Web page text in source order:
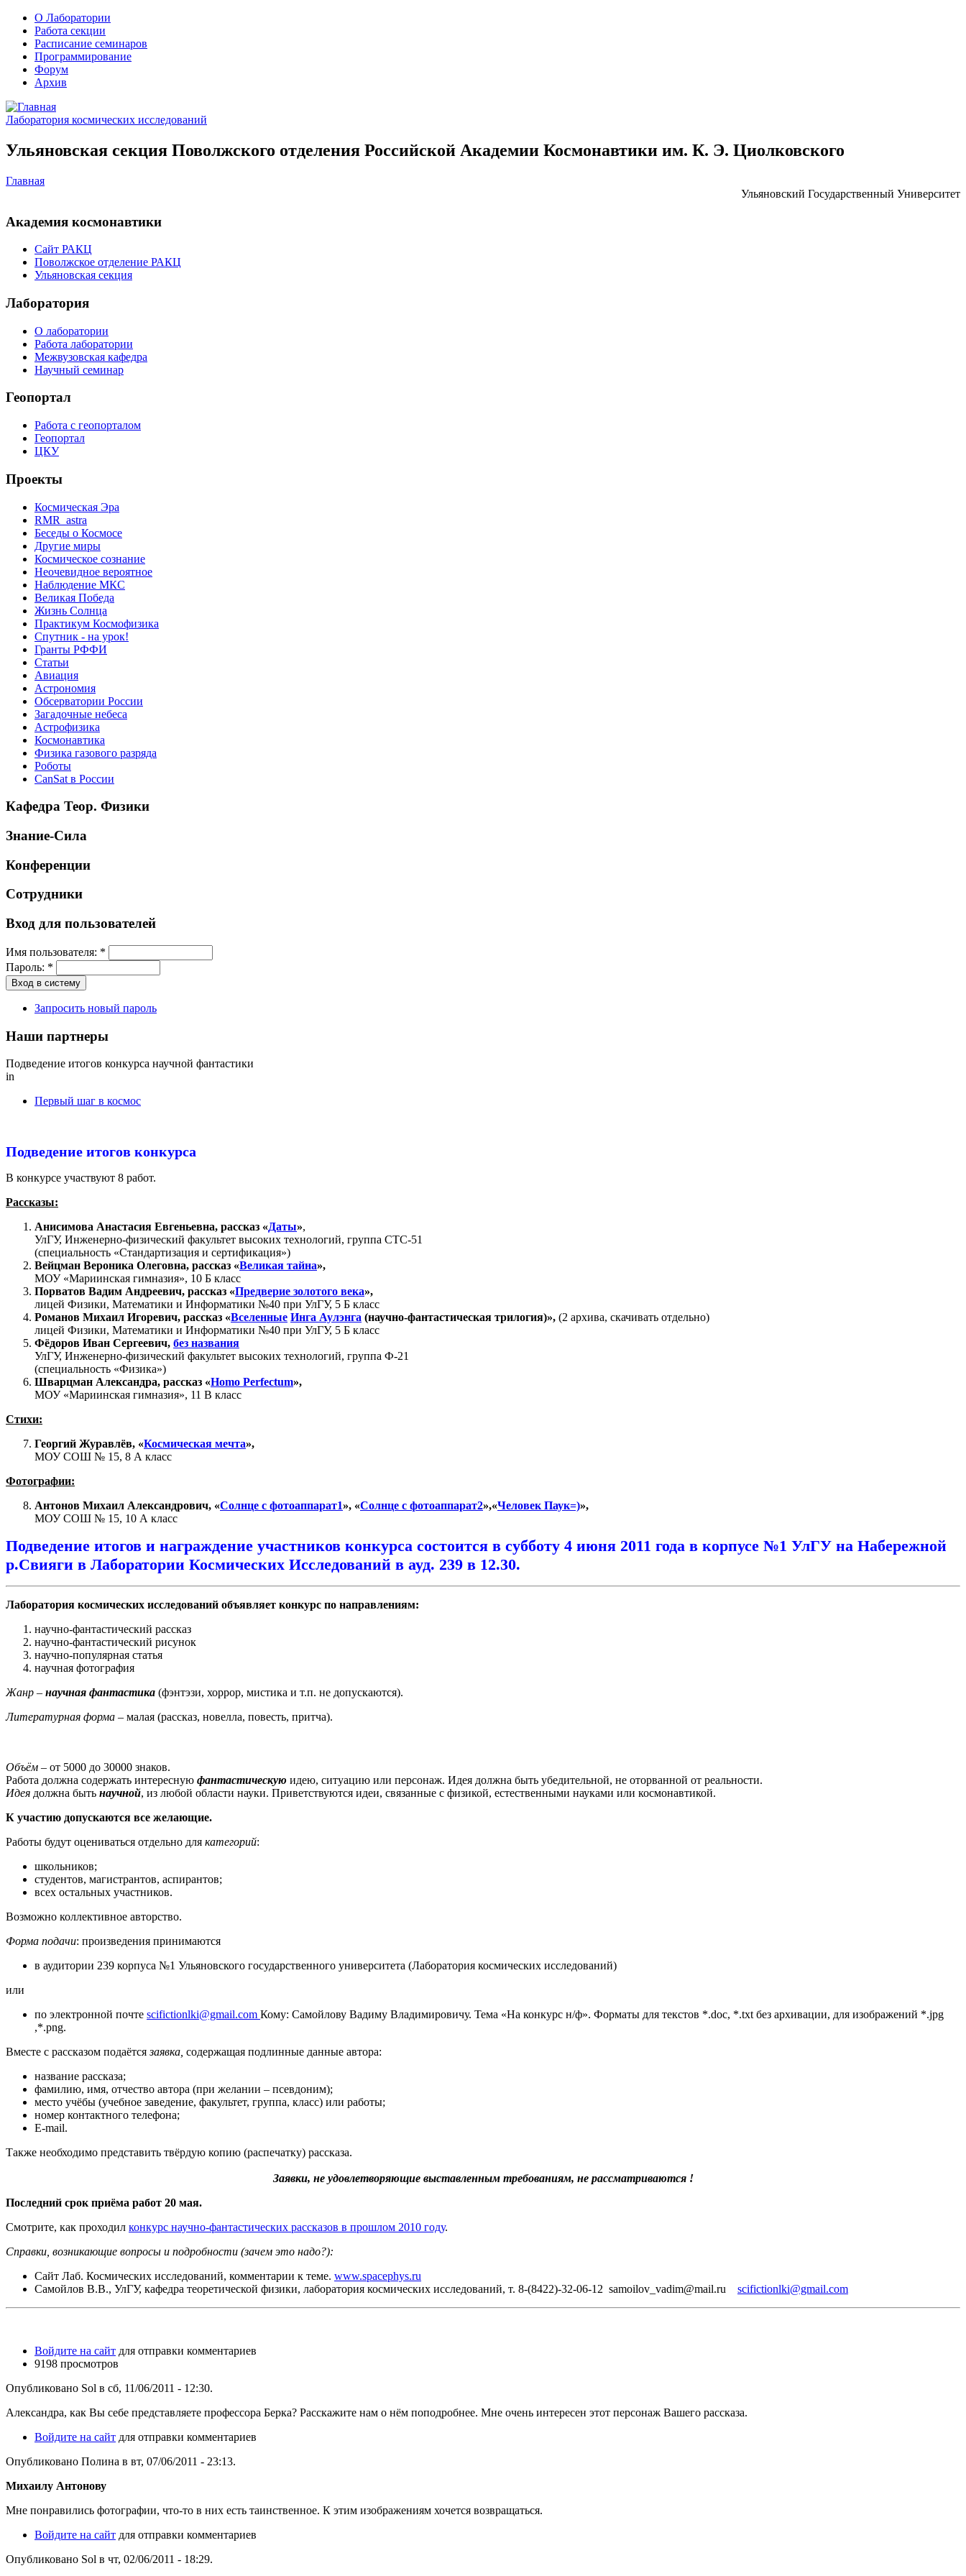
О Лаборатории
Работа секции
Расписание семинаров
Программирование
Форум
Архив
Лаборатория космических исследований
Ульяновская секция Поволжского отделения Российской Академии Космонавтики им. К. Э. Циолковского
Главная
Ульяновский Государственный Университет
Академия космонавтики
Сайт РАКЦ
Поволжское отделение РАКЦ
Ульяновская секция
Лаборатория
О лаборатории
Работа лаборатории
Межвузовская кафедра
Научный семинар
Геопортал
Работа с геопорталом
Геопортал
ЦКУ
Проекты
Космическая Эра
RMR_astra
Беседы о Космосе
Другие миры
Космическое сознание
Неочевидное вероятное
Наблюдение МКС
Великая Победа
Жизнь Солнца
Практикум Космофизика
Спутник - на урок!
Гранты РФФИ
Статьи
Авиация
Астрономия
Обсерватории России
Загадочные небеса
Астрофизика
Космонавтика
Физика газового разряда
Роботы
CanSat в России
Кафедра Теор. Физики
Знание-Сила
Конференции
Сотрудники
Вход для пользователей
Имя пользователя: *
Пароль: *
Запросить новый пароль
Наши партнеры
Подведение итогов конкурса научной фантастики
in
Первый шаг в космос
Подведение итогов конкурса
В конкурсе участвуют 8 работ.
Рассказы:
Анисимова Анастасия Евгеньевна, рассказ «Даты»,
УлГУ, Инженерно-физический факультет высоких технологий, группа СТС-51
(специальность «Стандартизация и сертификация»)
Вейцман Вероника Олеговна, рассказ «Великая тайна»,
МОУ «Мариинская гимназия», 10 Б класс
Порватов Вадим Андреевич, рассказ «Предверие золотого века»,
лицей Физики, Математики и Информатики №40 при УлГУ, 5 Б класс
Романов Михаил Игоревич, рассказ «Вселенные Инга Аулэнга (научно-фантастическая трилогия)», (2 архива, скачивать отдельно)
лицей Физики, Математики и Информатики №40 при УлГУ, 5 Б класс
Фёдоров Иван Сергеевич, без названия
УлГУ, Инженерно-физический факультет высоких технологий, группа Ф-21
(специальность «Физика»)
Шварцман Александра, рассказ «Homo Perfectum»,
МОУ «Мариинская гимназия», 11 В класс
Стихи:
Георгий Журавлёв, «Космическая мечта»,
МОУ СОШ № 15, 8 А класс
Фотографии:
Антонов Михаил Александрович, «Солнце с фотоаппарат1», «Солнце с фотоаппарат2»,«Человек Паук=)»,
МОУ СОШ № 15, 10 А класс
Подведение итогов и награждение участников конкурса состоится в субботу 4 июня 2011 года в корпусе №1 УлГУ на Набережной
р.Свияги в Лаборатории Космических Исследований в ауд. 239 в 12.30.
Лаборатория космических исследований объявляет конкурс по направлениям:
научно-фантастический рассказ
научно-фантастический рисунок
научно-популярная статья
научная фотография
Жанр – научная фантастика (фэнтэзи, хоррор, мистика и т.п. не допускаются).
Литературная форма – малая (рассказ, новелла, повесть, притча).
Объём – от 5000 до 30000 знаков.
Работа должна содержать интересную фантастическую идею, ситуацию или персонаж. Идея должна быть убедительной, не оторванной от реальности.
Идея должна быть научной, из любой области науки. Приветствуются идеи, связанные с физикой, естественными науками или космонавтикой.
К участию допускаются все желающие.
Работы будут оцениваться отдельно для категорий:
школьников;
студентов, магистрантов, аспирантов;
всех остальных участников.
Возможно коллективное авторство.
Форма подачи: произведения принимаются
в аудитории 239 корпуса №1 Ульяновского государственного университета (Лаборатория космических исследований)
или
по электронной почте scifictionlki@gmail.com Кому: Самойлову Вадиму Владимировичу. Тема «На конкурс н/ф». Форматы для текстов *.doc, *.txt без архивации, для изображений *.jpg
,*.png.
Вместе с рассказом подаётсязаявка, содержащая подлинные данные автора:
название рассказа;
фамилию, имя, отчество автора (при желании – псевдоним);
место учёбы (учебное заведение, факультет, группа, класс) или работы;
номер контактного телефона;
E-mail.
Также необходимо представить твёрдую копию (распечатку) рассказа.
Заявки, не удовлетворяющие выставленным требованиям, не рассматриваются !
Последний срок приёма работ 20 мая.
Смотрите, как проходил конкурс научно-фантастических рассказов в прошлом 2010 году.
Справки, возникающие вопросы и подробности (зачем это надо?):
Сайт Лаб. Космических исследований, комментарии к теме. www.spacephys.ru
Самойлов В.В., УлГУ, кафедра теоретической физики, лаборатория космических исследований, т. 8-(8422)-32-06-12 samoilov_vadim@mail.ru scifictionlki@gmail.com
Войдите на сайт для отправки комментариев
9198 просмотров
Опубликовано Sol в сб, 11/06/2011 - 12:30.
Александра, как Вы себе представляете профессора Берка? Расскажите нам о нём поподробнее. Мне очень интересен этот персонаж Вашего рассказа.
Войдите на сайт для отправки комментариев
Опубликовано Полина в вт, 07/06/2011 - 23:13.
Михаилу Антонову
Мне понравились фотографии, что-то в них есть таинственное. К этим изображениям хочется возвращаться.
Войдите на сайт для отправки комментариев
Опубликовано Sol в чт, 02/06/2011 - 18:29.